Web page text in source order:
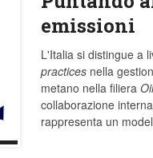
emissioni
L'Italia si distingue a
practicesnella
metano nella filiera
collaborazione
rappresenta un